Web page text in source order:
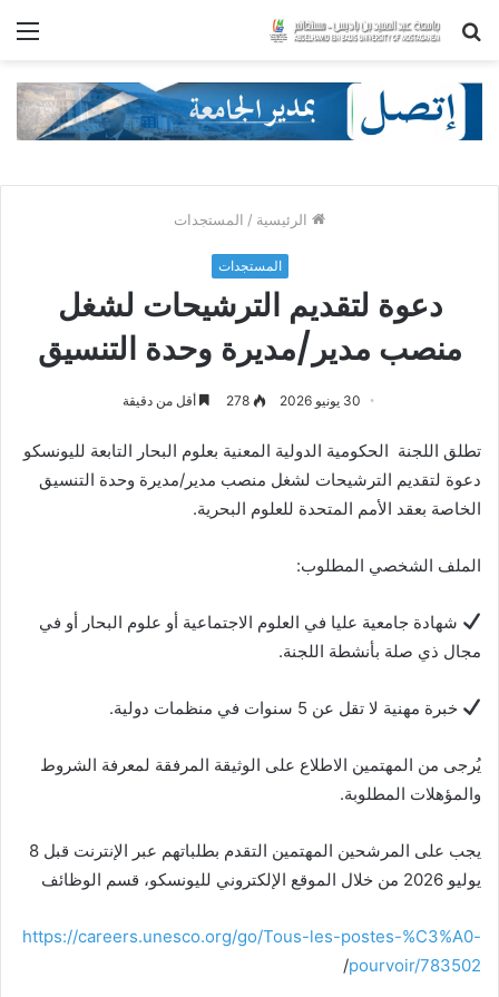
بحث
الرئيسية / المستجدات
المستجدات
دعوة لتقديم الترشيحات لشغل
منصب مدير/مديرة وحدة التنسيق
30 يونيو 2026 278 أقل من دقيقة
تطلق اللجنة الحكومية الدولية المعنية بعلوم البحار التابعة لليونسكو
دعوة لتقديم الترشيحات لشغل منصب مدير/مديرة وحدة التنسيق
الخاصة بعقد الأمم المتحدة للعلوم البحرية.
الملف الشخصي المطلوب:
شهادة جامعية عليا في العلوم الاجتماعية أو علوم البحار أو في
مجال ذي صلة بأنشطة اللجنة.
خبرة مهنية لا تقل عن 5 سنوات في منظمات دولية.
يُرجى من المهتمين الاطلاع على الوثيقة المرفقة لمعرفة الشروط
والمؤهلات المطلوبة.
يجب على المرشحين المهتمين التقدم بطلباتهم عبر الإنترنت قبل 8
يوليو 2026 من خلال الموقع الإلكتروني لليونسكو، قسم الوظائف
https://careers.unesco.org/go/Tous-les-postes-%C3%A0-
pourvoir/783502
/